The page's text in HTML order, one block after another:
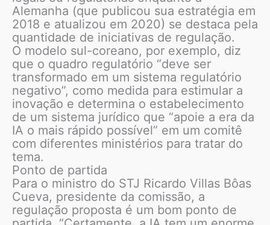
Alemanha (que publicou sua estratégia em
2018 e atualizou em 2020) se destaca pela
quantidade de iniciativas de regulação.
O modelo sul-coreano, por exemplo, diz
que o quadro regulatório “deve ser
transformado em um sistema regulatório
negativo”, como medida para estimular a
inovação e determina o estabelecimento
de um sistema jurídico que “apoie a era da
IA o mais rápido possível” em um comitê
com diferentes ministérios para tratar do
tema.
Ponto de partida
Para o ministro do STJ Ricardo Villas Bôas
Cueva, presidente da comissão, a
regulação proposta é um bom ponto de